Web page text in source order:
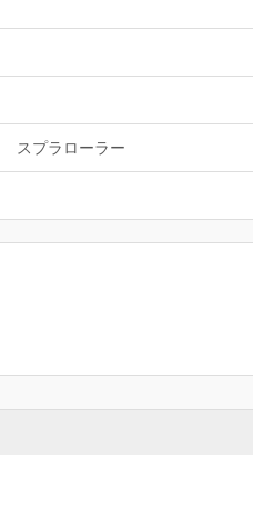
スプラローラー